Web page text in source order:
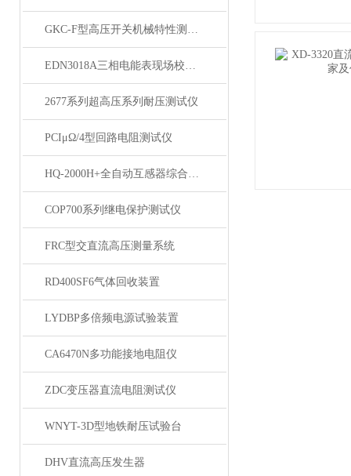
GKC-F型高压开关机械特性测试仪
EDN3018A三相电能表现场校验仪
2677系列超高压系列耐压测试仪
PCIμΩ/4型回路电阻测试仪
HQ-2000H+全自动互感器综合测试仪
COP700系列继电保护测试仪
FRC型交直流高压测量系统
RD400SF6气体回收装置
LYDBP多倍频电源试验装置
CA6470N多功能接地电阻仪
ZDC变压器直流电阻测试仪
WNYT-3D型地铁耐压试验台
DHV直流高压发生器